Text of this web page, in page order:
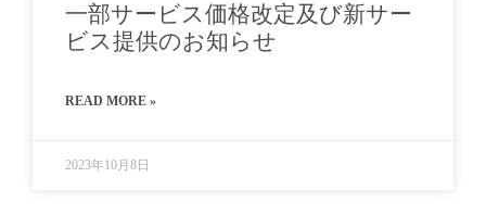
一部サービス価格改定及び新サー
ビス提供のお知らせ
READ MORE »
2023年10月8日